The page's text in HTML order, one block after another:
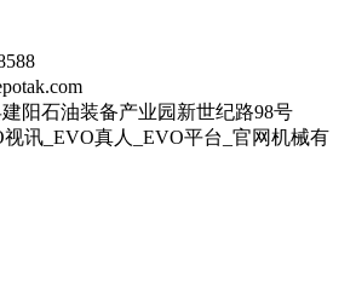
阳石油装备产业园新世纪路98号
讯_EVO真人_EVO平台_官网机械有